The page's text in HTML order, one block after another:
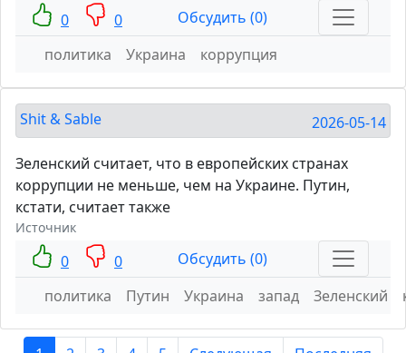
0 0
Обсудить (0)
политика
Украина коррупция
Shit & Sable 2026-05-14
Зеленский считает, что в европейских странах
коррупции не меньше, чем на Украине. Путин,
кстати, считает также
Источник
0 0
Обсудить (0)
политика
Путин Украина запад Зеленский